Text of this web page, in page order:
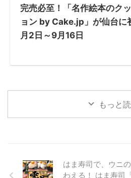
完売必至！「名作絵本のク
ョン by Cake.jp」が仙台に
月2日～9月16日
もっと
はま寿司で、ウニ
わえる！ はま寿司